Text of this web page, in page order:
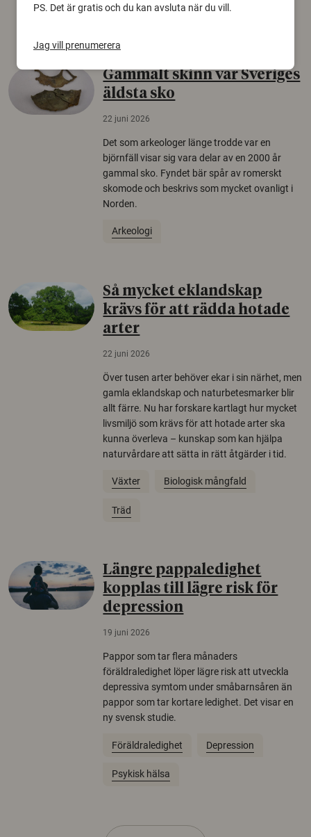
Säkerhetspolitik
Gammalt skinn var Sveriges
äldsta sko
22 juni 2026
Det som arkeologer länge trodde var en
björnfäll visar sig vara delar av en 2000 år
gammal sko. Fyndet bär spår av romerskt
skomode och beskrivs som mycket ovanligt i
Norden.
Arkeologi
Så mycket eklandskap
krävs för att rädda hotade
arter
22 juni 2026
Över tusen arter behöver ekar i sin närhet, men
gamla eklandskap och naturbetesmarker blir
allt färre. Nu har forskare kartlagt hur mycket
livsmiljö som krävs för att hotade arter ska
kunna överleva – kunskap som kan hjälpa
naturvårdare att sätta in rätt åtgärder i tid.
Växter Biologisk mångfald
Träd
Längre pappaledighet
kopplas till lägre risk för
depression
19 juni 2026
Pappor som tar flera månaders
föräldraledighet löper lägre risk att utveckla
depressiva symtom under småbarnsåren än
pappor som tar kortare ledighet. Det visar en
ny svensk studie.
Föräldraledighet Depression
Psykisk hälsa
PS. Det är gratis och du kan avsluta när du vill.
Jag vill prenumerera